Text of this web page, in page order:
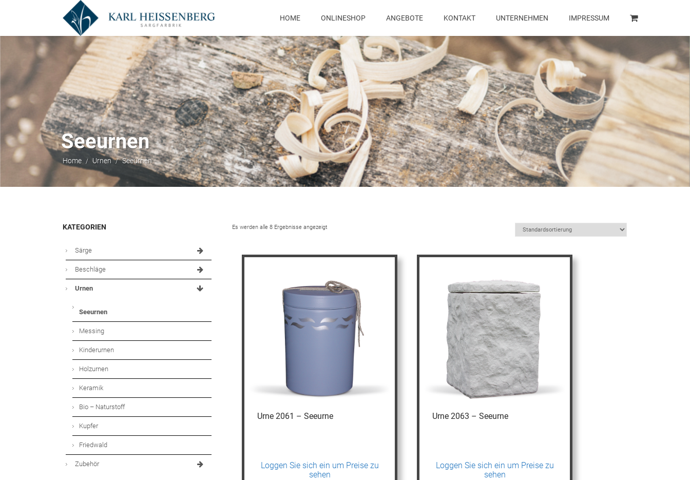
HOME ONLINESHOP ANGEBOTE KONTAKT UNTERNEHMEN IMPRESSUM
Seeurnen
Home / Urnen / Seeurnen
Es werden alle 8 Ergebnisse angezeigt
Urne 2061 – Seeurne
Loggen Sie sich ein um Preise zu
sehen
Urne 2063 – Seeurne
Loggen Sie sich ein um Preise zu
sehen
KATEGORIEN
Särge
Beschläge
Urnen
Seeurnen
Messing
Kinderurnen
Holzurnen
Keramik
Bio – Naturstoff
Kupfer
Friedwald
Zubehör